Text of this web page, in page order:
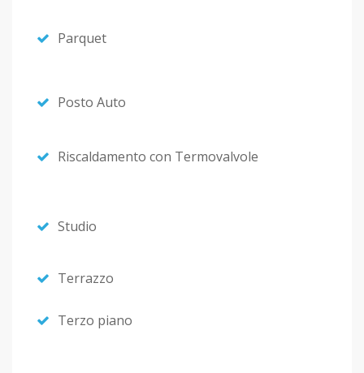
Parquet
Posto Auto
Riscaldamento con Termovalvole
Studio
Terrazzo
Terzo piano